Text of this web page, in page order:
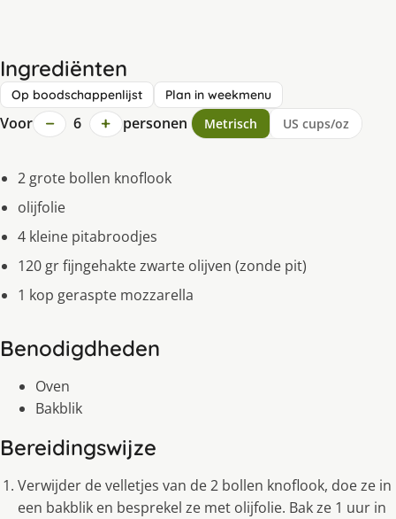
Ingrediënten
Op boodschappenlijst Plan in weekmenu
Voor − 6 + personen Metrisch US cups/oz
2 grote bollen knoflook
olijfolie
4 kleine pitabroodjes
120 gr fijngehakte zwarte olijven (zonde pit)
1 kop geraspte mozzarella
Benodigdheden
Oven
Bakblik
Bereidingswijze
Verwijder de velletjes van de 2 bollen knoflook, doe ze in
een bakblik en besprekel ze met olijfolie. Bak ze 1 uur in